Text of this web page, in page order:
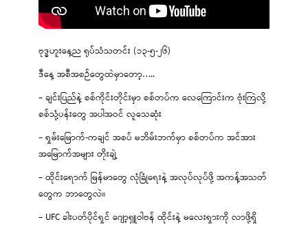
ဗုဒ္ဓဟူးနေ့ည ရုပ်သံသတင်း (၁၃-၅-၂၆)
ဒီနေ့ အစီအစဉ်တွေထဲမှာတော့…..
– ချင်းပြည်နဲ့ စစ်ကိုင်းတိုင်းမှာ စစ်တပ်က လေကြောင်းက ဗုံးကြဲလို့
စစ်သုံ့ပန်းတွေ အပါအဝင် လူသေဆုံး
– ရှမ်းမြောက်-ကချင် အစပ် မဘိမ်းဘက်မှာ စစ်တပ်က အင်အား
အမြောက်အများ တိုးချဲ့
– ထိုင်းရောက် မြန်မာတွေ လုံခြုံရေးနဲ့ အလုပ်လုပ်ဖို့ အကန့်အသတ်
တွေက ဘာတွေလဲ။
– UFC ခါးပတ်ပိုင်ရှင် ဂျော့ရှူဝါဗန် ထိုင်းနဲ့ မလေးရှားကို လာဖို့ရှိ